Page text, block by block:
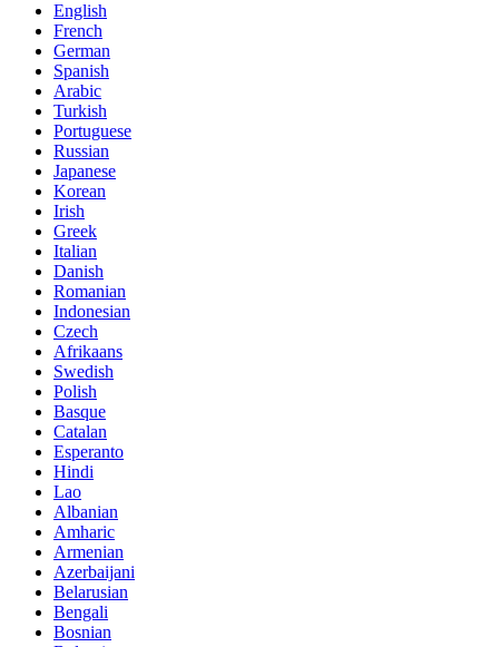
English
French
German
Spanish
Arabic
Turkish
Portuguese
Russian
Japanese
Korean
Irish
Greek
Italian
Danish
Romanian
Indonesian
Czech
Afrikaans
Swedish
Polish
Basque
Catalan
Esperanto
Hindi
Lao
Albanian
Amharic
Armenian
Azerbaijani
Belarusian
Bengali
Bosnian